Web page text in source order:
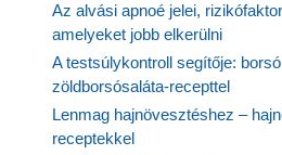
Az alvási apnoé jelei,
amelyeket jobb elkerülni
A testsúlykontroll segítője:
zöldborsósaláta-recepttel
Lenmag hajnövesztéshez –
receptekkel